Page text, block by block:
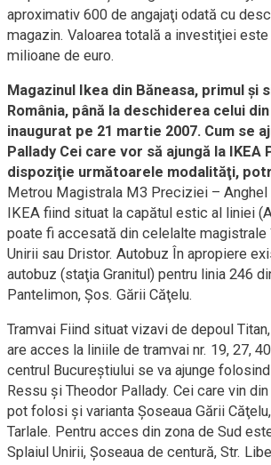
aproximativ 600 de angajaţi odată cu
magazin. Valoarea totală a investiţiei
milioane de euro.
Magazinul Ikea din Băneasa, primul şi
România, până la deschiderea celui
inaugurat pe 21 martie 2007. Cum se
Pallady Cei care vor să ajungă la IKEA
dispoziţie următoarele modalităţi,
Metrou Magistrala M3 Preciziei – Anghel
IKEA fiind situat la capătul estic al liniei
poate fi accesată din celelalte magistrale
Unirii sau Dristor. Autobuz În apropiere
autobuz (staţia Granitul) pentru linia 246
Pantelimon, Şos. Gării Căţelu.
Tramvai Fiind situat vizavi de depoul
are acces la liniile de tramvai nr. 19, 27,
centrul Bucureştiului se va ajunge
Ressu şi Theodor Pallady. Cei care vin
pot folosi şi varianta Şoseaua Gării
Tarlale. Pentru acces din zona de Sud
Splaiul Unirii, Şoseaua de centură, Str.